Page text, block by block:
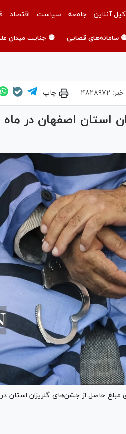
آنلاین جامعه سیاست اقتصاد
سامانه‌های قضایی 🟡 جنایت میدان
۴۸۲۸۹۷۲ چاپ
اصفهان رشد از رشد ۴۵ درصدی مبلغ حاصل از جشن‌های